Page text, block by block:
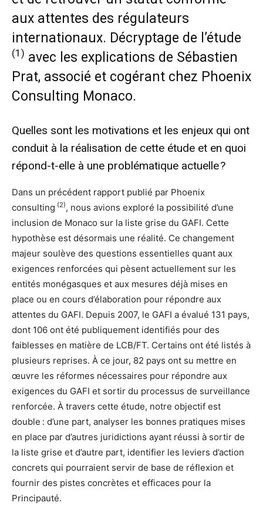
aux attentes des régulateurs
internationaux. Décryptage de l’étude
(1) avec les explications de Sébastien
Prat, associé et cogérant chez Phoenix
Consulting Monaco.
Quelles sont les motivations et les enjeux qui ont
conduit à la réalisation de cette étude et en quoi
répond-t-elle à une problématique actuelle ?
Dans un précédent rapport publié par Phoenix
consulting (2), nous avions exploré la possibilité d’une
inclusion de Monaco sur la liste grise du GAFI. Cette
hypothèse est désormais une réalité. Ce changement
majeur soulève des questions essentielles quant aux
exigences renforcées qui pèsent actuellement sur les
entités monégasques et aux mesures déjà mises en
place ou en cours d’élaboration pour répondre aux
attentes du GAFI. Depuis 2007, le GAFI a évalué 131 pays,
dont 106 ont été publiquement identifiés pour des
faiblesses en matière de LCB/FT. Certains ont été listés à
plusieurs reprises. À ce jour, 82 pays ont su mettre en
œuvre les réformes nécessaires pour répondre aux
exigences du GAFI et sortir du processus de surveillance
renforcée. À travers cette étude, notre objectif est
double : d’une part, analyser les bonnes pratiques mises
en place par d’autres juridictions ayant réussi à sortir de
la liste grise et d’autre part, identifier les leviers d’action
concrets qui pourraient servir de base de réflexion et
fournir des pistes concrètes et efficaces pour la
Principauté.